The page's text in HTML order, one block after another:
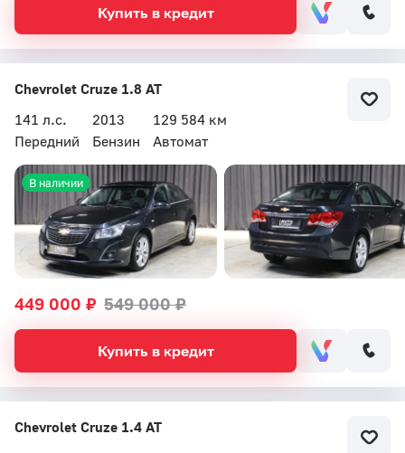
Купить в кредит
Chevrolet Cruze 1.8 AT
141 л.с.
2013
129 584 км
Передний
Бензин Автомат
449 000 ₽ 549 000 ₽
В наличии
Купить в кредит
Chevrolet Cruze 1.4 AT